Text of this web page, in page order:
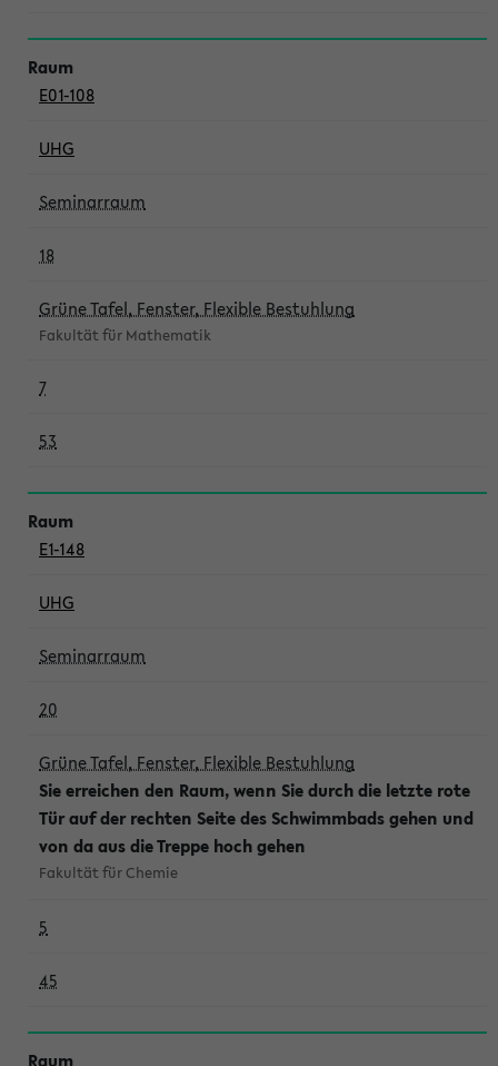
E01-108
UHG
Seminarraum
18
Grüne Tafel, Fenster, Flexible Bestuhlung
Fakultät für Mathematik
7
53
E1-148
UHG
Seminarraum
20
Grüne Tafel, Fenster, Flexible Bestuhlung
Sie erreichen den Raum, wenn Sie durch die letzte rote
Tür auf der rechten Seite des Schwimmbads gehen und
von da aus die Treppe hoch gehen
Fakultät für Chemie
5
45